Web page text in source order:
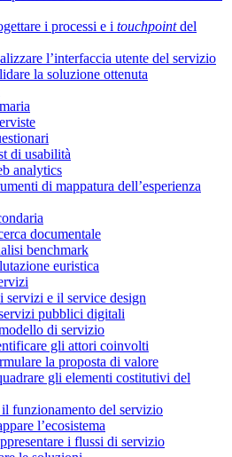
i processi e i touchpointdel
l’interfaccia utente del servizio
la soluzione ottenuta
di usabilità
analytics
di mappatura dell’esperienza
documentale
benchmark
euristica
servizi e il service design
pubblici digitali
di servizio
gli attori coinvolti
la proposta di valore
gli elementi costitutivi del
funzionamento del servizio
l’ecosistema
i flussi di servizio